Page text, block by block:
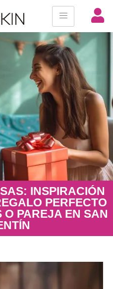
INSPIRACIÓN
PERFECTO
O PAREJA EN SAN